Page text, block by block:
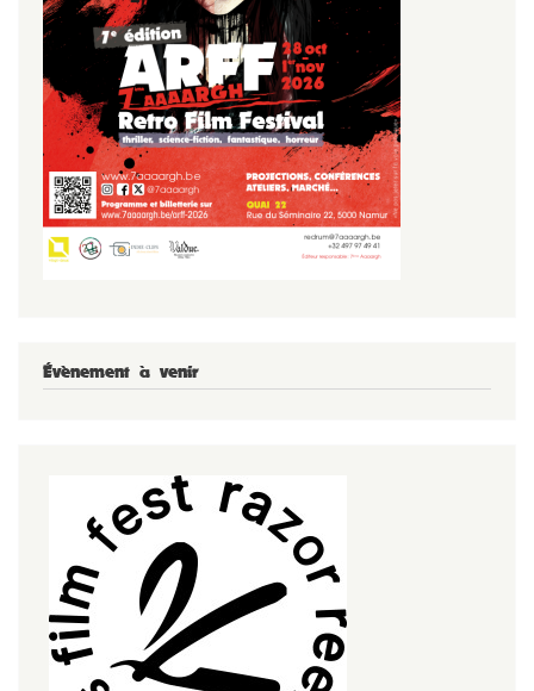
Évènement à venir